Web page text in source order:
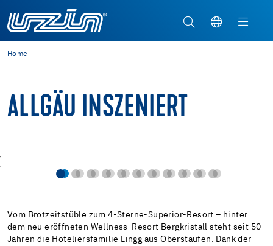
Home
ALLGÄU INSZENIERT
Vom Brotzeitstüble zum 4-Sterne-Superior-Resort – hinter
dem neu eröffneten Wellness-Resort Bergkristall steht seit 50
Jahren die Hoteliersfamilie Lingg aus Oberstaufen. Dank der